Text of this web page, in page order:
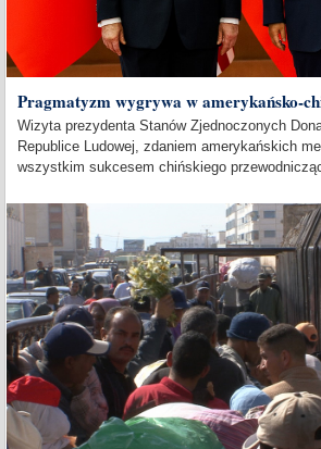
Pragmatyzm wygrywa w amerykańsko-
Wizyta prezydenta Stanów Zjednoczonych
Republice Ludowej, zdaniem amerykańskich
wszystkim sukcesem chińskiego